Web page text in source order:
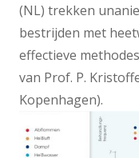
(NL) trekken
bestrijden met
effectieve
van Prof. P.
Kopenhagen).